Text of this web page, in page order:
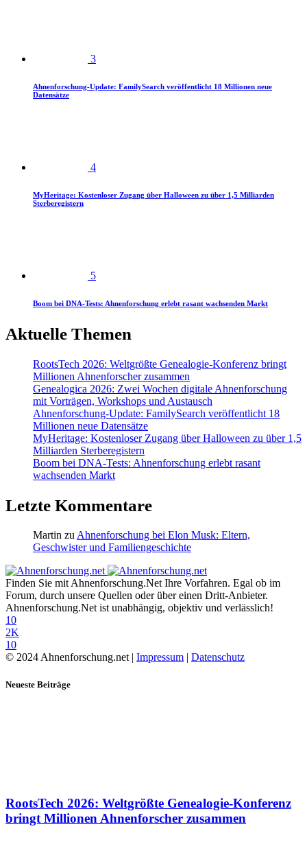
3
Ahnenforschung-Update: FamilySearch veröffentlicht 18 Millionen neue
Datensätze
4
MyHeritage: Kostenloser Zugang über Halloween zu über 1,5 Milliarden
Sterberegistern
5
Boom bei DNA-Tests: Ahnenforschung erlebt rasant wachsenden Markt
Aktuelle Themen
RootsTech 2026: Weltgrößte Genealogie-Konferenz bringt
Millionen Ahnenforscher zusammen
Genealogica 2026: Zwei Wochen digitale Ahnenforschung
mit Vorträgen, Workshops und Austausch
Ahnenforschung-Update: FamilySearch veröffentlicht 18
Millionen neue Datensätze
MyHeritage: Kostenloser Zugang über Halloween zu über 1,5
Milliarden Sterberegistern
Boom bei DNA-Tests: Ahnenforschung erlebt rasant
wachsenden Markt
Letzte Kommentare
Martin zu Ahnenforschung bei Elon Musk: Eltern,
Geschwister und Familiengeschichte
Finden Sie mit Ahnenforschung.Net Ihre Vorfahren. Egal ob im
Forum, durch unsere Quellen oder über einen Dritt-Anbieter.
Ahnenforschung.Net ist unabhängig, objektiv und verlässlich!
10
2K
10
© 2024 Ahnenforschung.net | Impressum | Datenschutz
Neueste Beiträge
RootsTech 2026: Weltgrößte Genealogie-Konferenz
bringt Millionen Ahnenforscher zusammen